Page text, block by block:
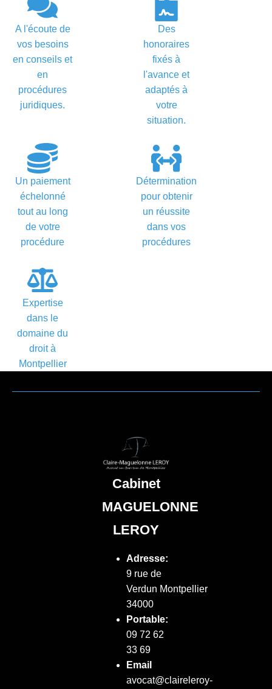
A l'écoute de
vos besoins
en conseils et
en
procédures
juridiques.
Des
honoraires
fixés à
l'avance et
adaptés à
votre
situation.
Un paiement
échelonné
tout au long
de votre
procédure
Détermination
pour obtenir
un réussite
dans vos
procédures
Expertise
dans le
domaine du
droit à
Montpellier
Cabinet
MAGUELONNE
LEROY
Adresse:
9 rue de
Verdun Montpellier
34000
Portable:
09 72 62
33 69
Email
avocat@claireleroy-